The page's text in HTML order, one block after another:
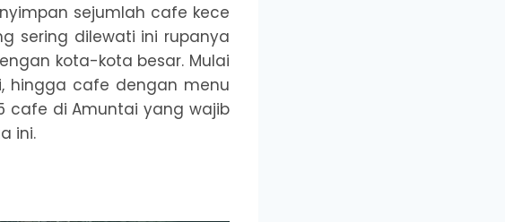
sejumlah cafe kece
sering dilewati ini rupanya
kota-kota besar. Mulai
hingga cafe dengan menu
cafe di Amuntai yang wajib
ini.